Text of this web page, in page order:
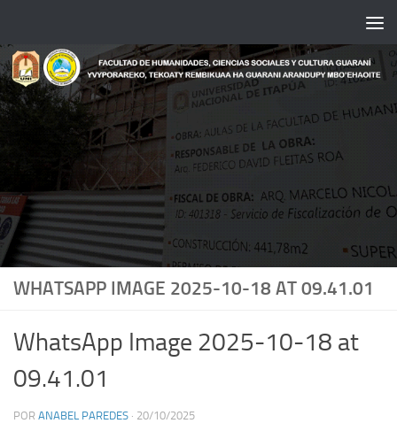
WHATSAPP IMAGE 2025-10-18 AT 09.41.01
WhatsApp Image 2025-10-18 at
09.41.01
POR ANABEL PAREDES · 20/10/2025